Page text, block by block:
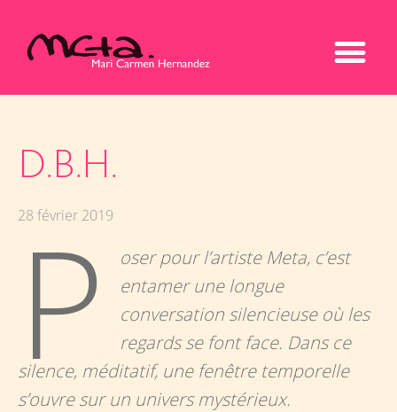
D.B.H.
28 février 2019
P
oser pour l’artiste Meta, c’est
entamer une longue
conversation silencieuse où les
regards se font face. Dans ce
silence, méditatif, une fenêtre temporelle
s’ouvre sur un univers mystérieux.